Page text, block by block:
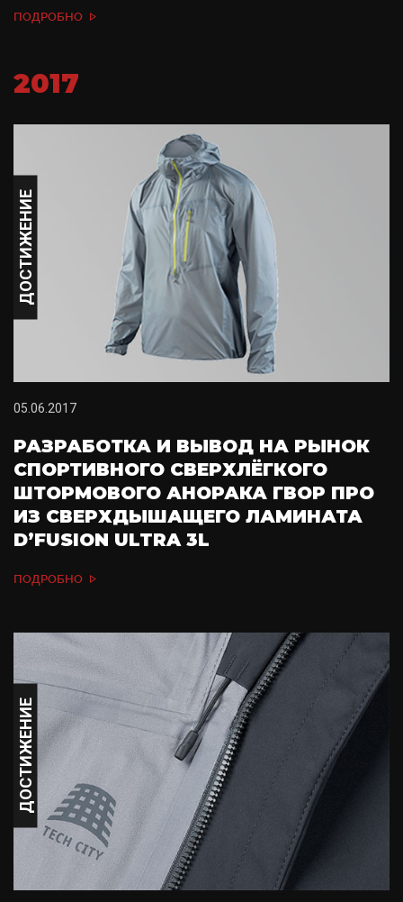
ПОДРОБНО
2017
ДОСТИЖЕНИЕ
05.06.2017
РАЗРАБОТКА И ВЫВОД НА РЫНОК
СПОРТИВНОГО СВЕРХЛЁГКОГО
ШТОРМОВОГО АНОРАКА ГВОР ПРО
ИЗ СВЕРХДЫШАЩЕГО ЛАМИНАТА
D’FUSION ULTRA 3L
ПОДРОБНО
ДОСТИЖЕНИЕ